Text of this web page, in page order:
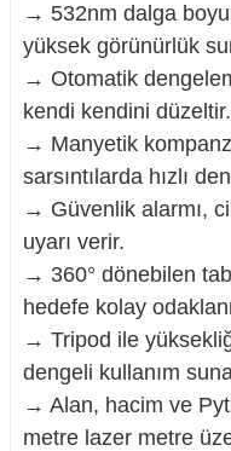
→ 532nm dalga
yüksek görünürlük
→ Otomatik
kendi kendini düzeltir.
→ Manyetik
sarsıntılarda hızlı
→ Güvenlik alarmı,
uyarı verir.
→ 360° dönebilen
hedefe kolay
→ Tripod ile
dengeli kullanım
→ Alan, hacim ve
metre lazer metre